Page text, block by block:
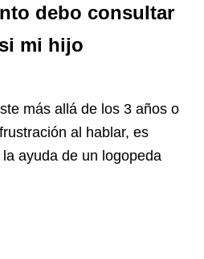
debo consultar
mi hijo
más allá de los 3 años o
al hablar, es
ayuda de un logopeda